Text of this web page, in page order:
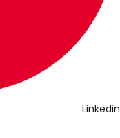
Linkedin